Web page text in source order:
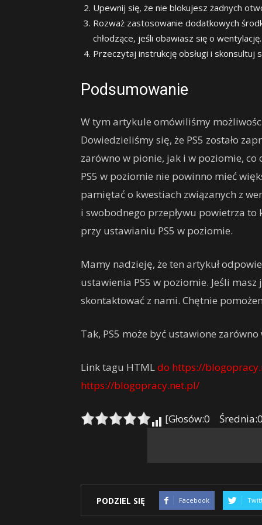
Upewnij się, że nie blokujesz żadnych
Rozważ zastosowanie dodatkowych
chłodzące, jeśli obawiasz się o wentylację.
Przeczytaj instrukcję obsługi i
Podsumowanie
W tym artykule omówiliśmy
Dowiedzieliśmy się, że PS5 zostało
zarówno w pionie, jak i w poziomie,
PS5 w poziomie nie powinno mieć
pamiętać o kwestiach związanych z
i swobodnego przepływu powietrza
przy ustawianiu PS5 w poziomie.
Mamy nadzieję, że ten artykuł
ustawienia PS5 w poziomie. Jeśli
skontaktować z nami. Chętnie
Tak, PS5 może być ustawione
Link tagu HTMLdo https://
https://blogopracy.net.pl/
[Głosów:0
PODZIEL SIĘ Facebook